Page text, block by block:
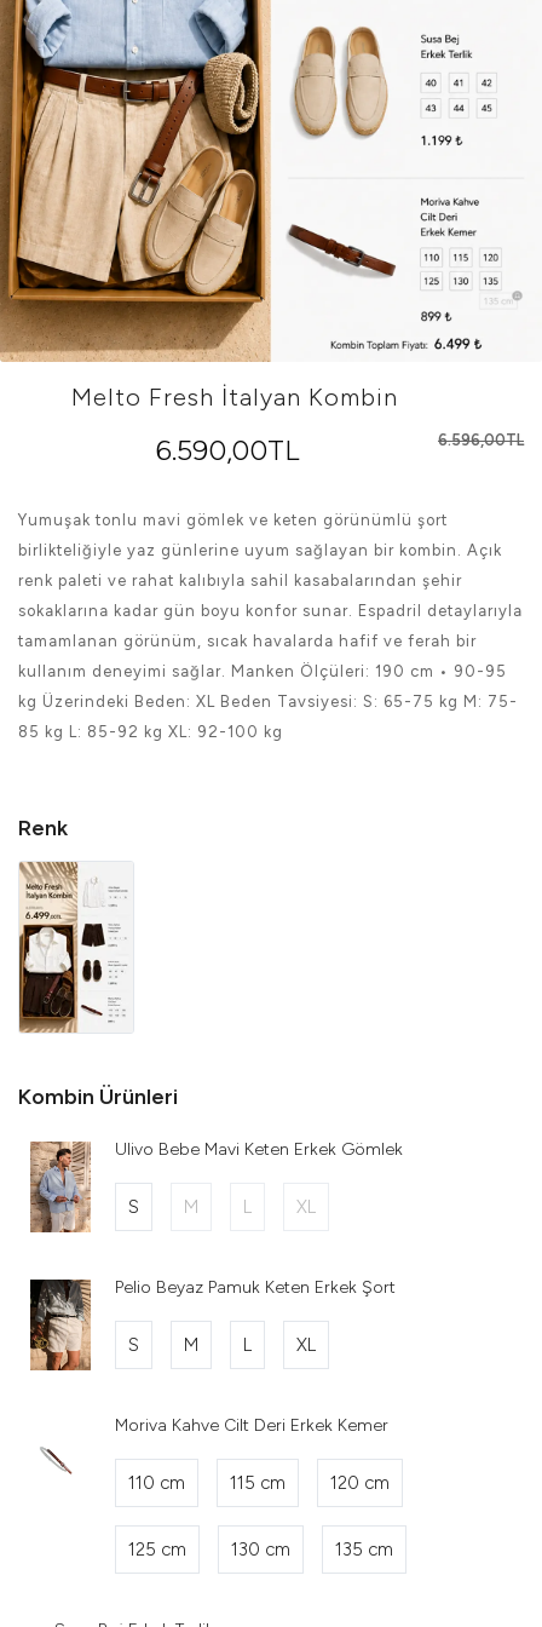
Melto Fresh İtalyan Kombin
6.590,00TL 6.596,00TL
Yumuşak tonlu mavi gömlek ve keten görünümlü şort
birlikteliğiyle yaz günlerine uyum sağlayan bir kombin. Açık
renk paleti ve rahat kalıbıyla sahil kasabalarından şehir
sokaklarına kadar gün boyu konfor sunar. Espadril detaylarıyla
tamamlanan görünüm, sıcak havalarda hafif ve ferah bir
kullanım deneyimi sağlar. Manken Ölçüleri: 190 cm • 90-95
kg Üzerindeki Beden: XL Beden Tavsiyesi: S: 65-75 kg M: 75-
85 kg L: 85-92 kg XL: 92-100 kg
Renk
Kombin Ürünleri
Ulivo Bebe Mavi Keten Erkek Gömlek
S M L XL
Pelio Beyaz Pamuk Keten Erkek Şort
S M L XL
Moriva Kahve Cilt Deri Erkek Kemer
110 cm 115 cm 120 cm
125 cm 130 cm 135 cm